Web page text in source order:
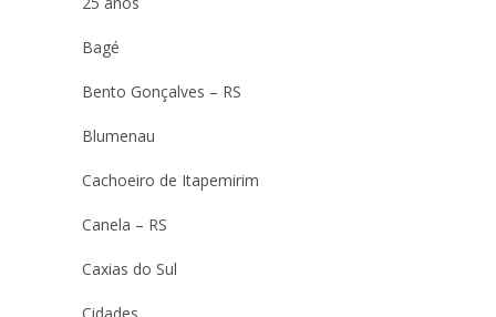
Bagé
Bento Gonçalves – RS
Blumenau
Cachoeiro de Itapemirim
Canela – RS
Caxias do Sul
Cidades